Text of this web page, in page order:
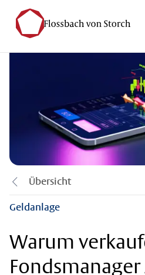
Übersicht
Geldanlage
Warum